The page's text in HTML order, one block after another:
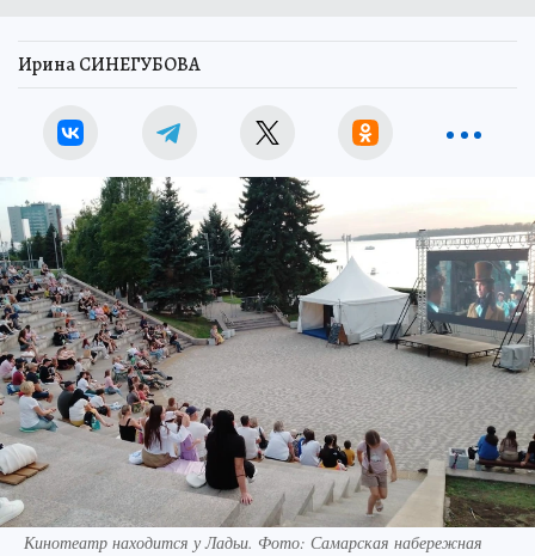
Ирина СИНЕГУБОВА
Кинотеатр находится у Ладьи. Фото: Самарская набережная